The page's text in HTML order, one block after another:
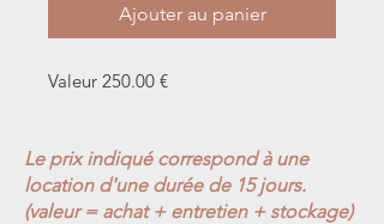
Ajouter au panier
Valeur 250.00 €
Le prix indiqué correspond à une
location d'une durée de 15 jours.
(valeur = achat + entretien + stockage)